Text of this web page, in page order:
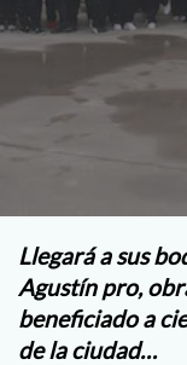
Llegará a sus
Agustín pro,
beneficiado a
de la ciudad…